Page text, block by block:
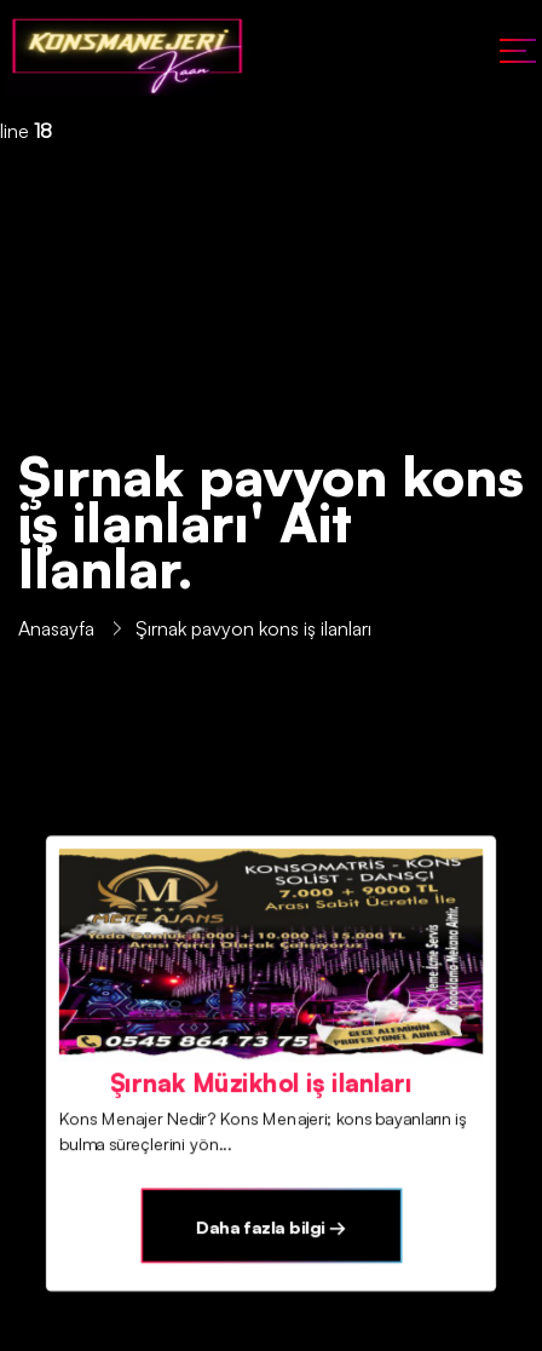
Deprecated: json_decode(): Passing null to parameter #1 ($json)
of type string is deprecated in
/home/konsmenajericom/public_html/api/kontrol/etiket.php
line 18
Şırnak pavyon kons
iş ilanları' Ait
İlanlar.
Anasayfa Şırnak pavyon kons iş ilanları
Şırnak Müzikhol iş ilanları
Kons Menajer Nedir? Kons Menajeri; kons bayanların iş
bulma süreçlerini yön...
Daha fazla bilgi →